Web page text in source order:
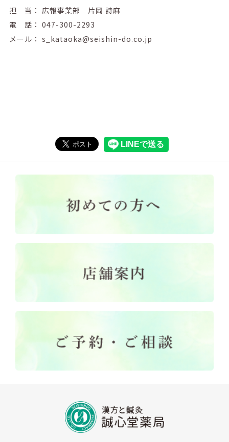
担 当： 広報事業部 片岡 詩麻
電 話： 047-300-2293
メール： s_kataoka@seishin-do.co.jp